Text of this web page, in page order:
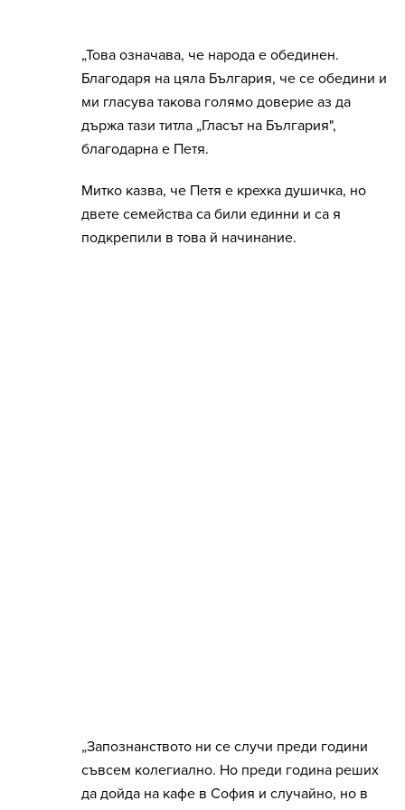
„Това означава, че народа е обединен.
Благодаря на цяла България, че се обедини и
ми гласува такова голямо доверие аз да
държа тази титла „Гласът на България",
благодарна е Петя.
Митко казва, че Петя е крехка душичка, но
двете семейства са били единни и са я
подкрепили в това й начинание.
„Запознанството ни се случи преди години
съвсем колегиално. Но преди година реших
да дойда на кафе в София и случайно, но в